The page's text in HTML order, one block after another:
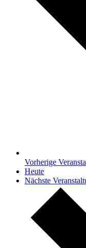
Vorherige
Heute
Nächste